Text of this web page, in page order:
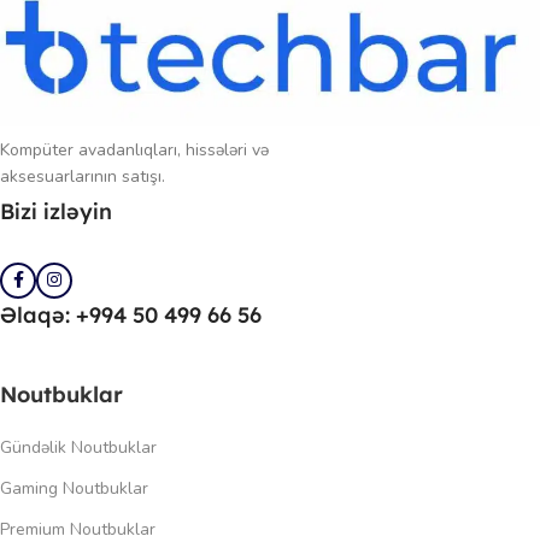
Kompüter avadanlıqları, hissələri və
aksesuarlarının satışı.
Bizi izləyin
Əlaqə: +994 50 499 66 56
Noutbuklar
Gündəlik Noutbuklar
Gaming Noutbuklar
Premium Noutbuklar